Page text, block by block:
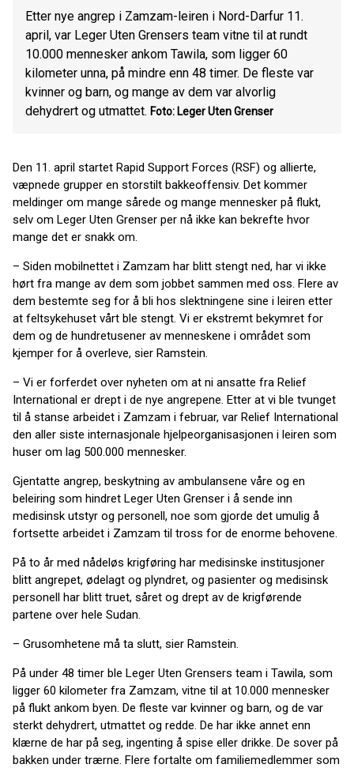
Etter nye angrep i Zamzam-leiren i Nord-Darfur 11.
april, var Leger Uten Grensers team vitne til at rundt
10.000 mennesker ankom Tawila, som ligger 60
kilometer unna, på mindre enn 48 timer. De fleste var
kvinner og barn, og mange av dem var alvorlig
dehydrert og utmattet. Foto: Leger Uten Grenser
Den 11. april startet Rapid Support Forces (RSF) og allierte,
væpnede grupper en storstilt bakkeoffensiv. Det kommer
meldinger om mange sårede og mange mennesker på flukt,
selv om Leger Uten Grenser per nå ikke kan bekrefte hvor
mange det er snakk om.
– Siden mobilnettet i Zamzam har blitt stengt ned, har vi ikke
hørt fra mange av dem som jobbet sammen med oss. Flere av
dem bestemte seg for å bli hos slektningene sine i leiren etter
at feltsykehuset vårt ble stengt. Vi er ekstremt bekymret for
dem og de hundretusener av menneskene i området som
kjemper for å overleve, sier Ramstein.
– Vi er forferdet over nyheten om at ni ansatte fra Relief
International er drept i de nye angrepene. Etter at vi ble tvunget
til å stanse arbeidet i Zamzam i februar, var Relief International
den aller siste internasjonale hjelpeorganisasjonen i leiren som
huser om lag 500.000 mennesker.
Gjentatte angrep, beskytning av ambulansene våre og en
beleiring som hindret Leger Uten Grenser i å sende inn
medisinsk utstyr og personell, noe som gjorde det umulig å
fortsette arbeidet i Zamzam til tross for de enorme behovene.
På to år med nådeløs krigføring har medisinske institusjoner
blitt angrepet, ødelagt og plyndret, og pasienter og medisinsk
personell har blitt truet, såret og drept av de krigførende
partene over hele Sudan.
– Grusomhetene må ta slutt, sier Ramstein.
På under 48 timer ble Leger Uten Grensers team i Tawila, som
ligger 60 kilometer fra Zamzam, vitne til at 10.000 mennesker
på flukt ankom byen. De fleste var kvinner og barn, og de var
sterkt dehydrert, utmattet og redde. De har ikke annet enn
klærne de har på seg, ingenting å spise eller drikke. De sover på
bakken under trærne. Flere fortalte om familiemedlemmer som